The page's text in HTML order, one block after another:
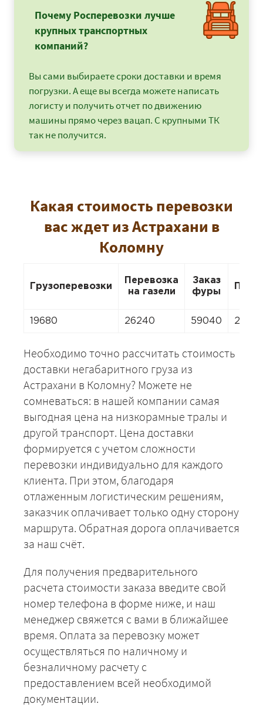
Почему Росперевозки лучше
крупных транспортных
компаний?
Вы сами выбираете сроки доставки и время
погрузки. А еще вы всегда можете написать
логисту и получить отчет по движению
машины прямо через вацап. С крупными ТК
так не получится.
Какая стоимость перевозки
вас ждет из Астрахани в
Коломну
Грузоперевозки
Перевозка
на газели
Заказ
фуры
19680 26240 59040
Необходимо точно рассчитать стоимость
доставки негабаритного груза из
Астрахани в Коломну? Можете не
сомневаться: в нашей компании самая
выгодная цена на низкорамные тралы и
другой транспорт. Цена доставки
формируется с учетом сложности
перевозки индивидуально для каждого
клиента. При этом, благодаря
отлаженным логистическим решениям,
заказчик оплачивает только одну сторону
маршрута. Обратная дорога оплачивается
за наш счёт.
Для получения предварительного
расчета стоимости заказа введите свой
номер телефона в форме ниже, и наш
менеджер свяжется с вами в ближайшее
время. Оплата за перевозку может
осуществляться по наличному и
безналичному расчету с
предоставлением всей необходимой
документации.